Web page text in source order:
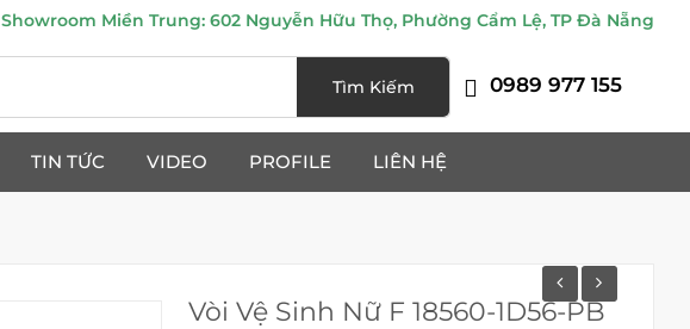
Showroom Miền Trung: 602 Nguyễn Hữu Thọ, Phường Cẩm Lệ, TP Đà Nẵng
Tìm Kiếm 0989 977 155
TIN TỨC VIDEO PROFILE LIÊN HỆ
Vòi Vệ Sinh Nữ F 18560-1D56-PB